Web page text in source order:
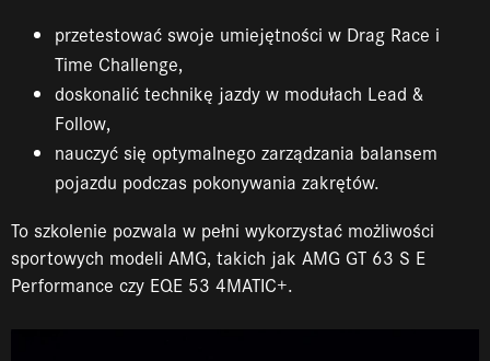
przetestować swoje umiejętności w Drag Race i
Time Challenge,
doskonalić technikę jazdy w modułach Lead &
Follow,
nauczyć się optymalnego zarządzania balansem
pojazdu podczas pokonywania zakrętów.
To szkolenie pozwala w pełni wykorzystać możliwości
sportowych modeli AMG, takich jak AMG GT 63 S E
Performance czy EQE 53 4MATIC+.